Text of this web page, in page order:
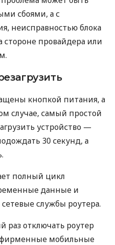
сбоями, а с
неисправностью блока
провайдера или
кнопкой питания, а
случае, самый простой
устройство —
30 секунд, а
полный цикл
данные и
службы роутера.
раз отключать роутер
мобильные